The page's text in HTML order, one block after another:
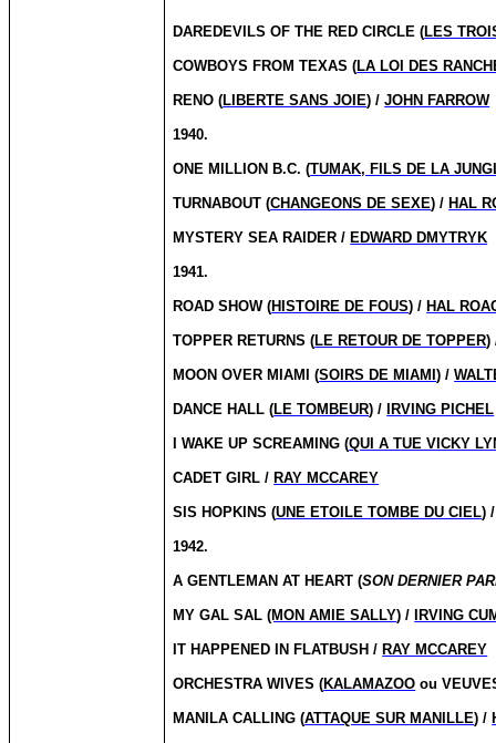
DAREDEVILS OF THE RED CIRCLE (LES
COWBOYS FROM TEXAS (LA LOI DES
RENO (LIBERTE SANS JOIE) /JOHN FARROW
1940.
ONE MILLION B.C. (TUMAK, FILS DE LA
TURNABOUT (CHANGEONS DE SEXE) / HAL
MYSTERY SEA RAIDER / EDWARD DMYTRYK
1941.
ROAD SHOW (HISTOIRE DE FOUS) / HAL
TOPPER RETURNS (LE RETOUR DE TOPPER)
MOON OVER MIAMI (SOIRS DE MIAMI) /
DANCE HALL (LE TOMBEUR) / IRVING PICHEL
I WAKE UP SCREAMING (QUI A TUE VICKY
CADET GIRL / RAY MCCAREY
SIS HOPKINS (UNE ETOILE TOMBE DU CIEL)
1942.
A GENTLEMAN AT HEART (SON DERNIER
MY GAL SAL(MON AMIE SALLY) / IRVING
IT HAPPENED IN FLATBUSH / RAY MCCAREY
ORCHESTRA WIVES (KALAMAZOO ou
MANILA CALLING (ATTAQUE SUR MANILLE) /